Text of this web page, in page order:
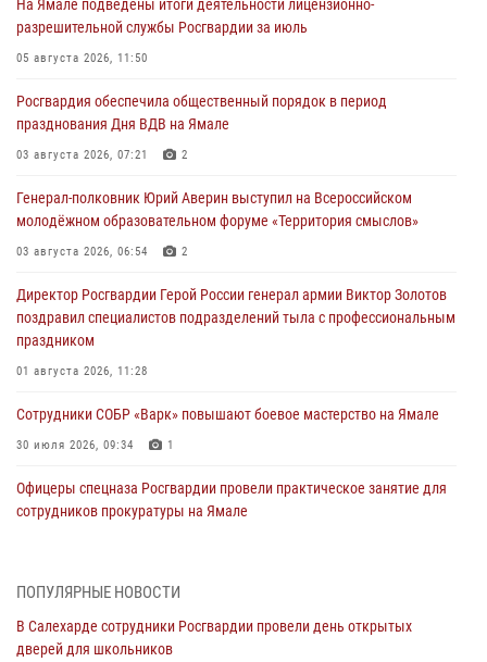
На Ямале подведены итоги деятельности лицензионно-
разрешительной службы Росгвардии за июль
05 августа 2026, 11:50
Росгвардия обеспечила общественный порядок в период
празднования Дня ВДВ на Ямале
03 августа 2026, 07:21 2
Генерал-полковник Юрий Аверин выступил на Всероссийском
молодёжном образовательном форуме «Территория смыслов»
03 августа 2026, 06:54 2
Директор Росгвардии Герой России генерал армии Виктор Золотов
поздравил специалистов подразделений тыла с профессиональным
праздником
01 августа 2026, 11:28
Сотрудники СОБР «Варк» повышают боевое мастерство на Ямале
30 июля 2026, 09:34 1
Офицеры спецназа Росгвардии провели практическое занятие для
сотрудников прокуратуры на Ямале
В Уральском округе Росгвардии состоялось заседание
29 июля 2026, 10:39
ПОПУЛЯРНЫЕ НОВОСТИ
В Салехарде сотрудники Росгвардии провели день открытых
дверей для школьников